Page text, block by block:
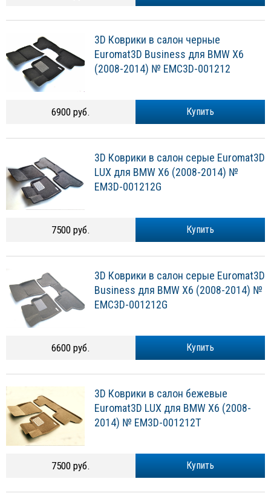
3D Коврики в салон черные
Euromat3D Business для BMW X6
(2008-2014) № EMC3D-001212
Купить
6900 руб.
3D Коврики в салон серые Euromat3D
LUX для BMW X6 (2008-2014) №
EM3D-001212G
Купить
7500 руб.
3D Коврики в салон серые Euromat3D
Business для BMW X6 (2008-2014) №
EMC3D-001212G
Купить
6600 руб.
3D Коврики в салон бежевые
Euromat3D LUX для BMW X6 (2008-
2014) № EM3D-001212T
Купить
7500 руб.